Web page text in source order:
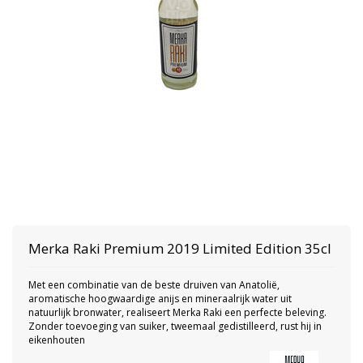
Merka Raki Premium 2019 Limited Edition 35cl
Met een combinatie van de beste druiven van Anatolië,
aromatische hoogwaardige anijs en mineraalrijk water uit
natuurlijk bronwater, realiseert Merka Raki een perfecte beleving.
Zonder toevoeging van suiker, tweemaal gedistilleerd, rust hij in
eikenhouten